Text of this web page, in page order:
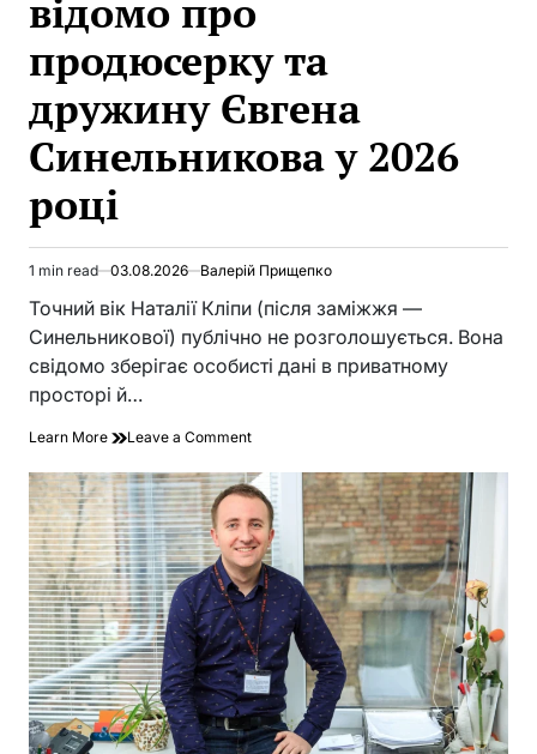
відомо про
продюсерку та
дружину Євгена
Синельникова у 2026
році
Estimated
read
time
1 min read 03.08.2026 Валерій Прищепко
Точний вік Наталії Кліпи (після заміжжя —
Синельникової) публічно не розголошується. Вона
свідомо зберігає особисті дані в приватному
просторі й…
Learn More Leave a Commenton
Кліпа
вік:
що
відомо
про
продюсерку
та
дружину
Євгена
Синельникова
у
2026
році